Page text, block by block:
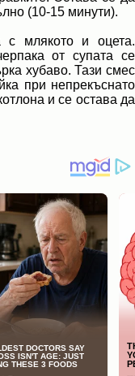
(10-15 минути).
с млякото и оцета.
от супата се
хубаво. Тази смес
при непрекъснато
и се остава да